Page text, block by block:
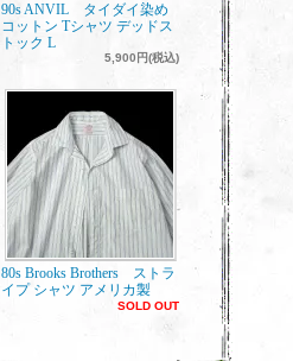
90s ANVIL タイダイ染め
コットン Tシャツ デッドス
トック L
5,900円(税込)
80s Brooks Brothers ストラ
イプ シャツ アメリカ製
SOLD OUT